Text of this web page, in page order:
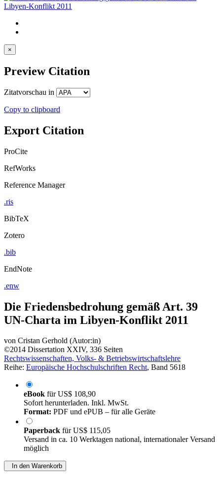
UN-Charta im Libyen-Konflikt 2011
©2014 Dissertation XXIV, 336 Seiten
Rechtswissenschaften, Volks- & Betriebswirtschaftslehre
Reihe:Europäische Hochschulschriften Recht, Band 5618
eBook
Sofort herunterladen. Inkl. MwSt.
Format:PDF und ePUB – für alle Geräte
Paperback
Versand in ca. 10 Werktagen national, internationaler Versand
möglich